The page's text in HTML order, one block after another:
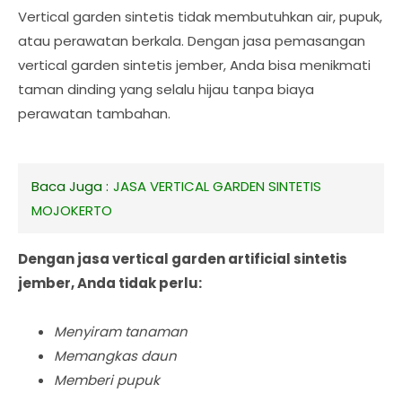
Vertical garden sintetis tidak membutuhkan air, pupuk,
atau perawatan berkala. Dengan jasa pemasangan
vertical garden sintetis jember, Anda bisa menikmati
taman dinding yang selalu hijau tanpa biaya
perawatan tambahan.
Baca Juga : JASA VERTICAL GARDEN SINTETIS
MOJOKERTO
Dengan jasa vertical garden artificial sintetis
jember, Anda tidak perlu:
Menyiram tanaman
Memangkas daun
Memberi pupuk